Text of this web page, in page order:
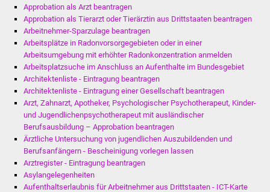
Kultur & Freizeit
Veranstaltungen
Stadtfest
Ostermarkt
Einrichtungen
Hallenbad
Stadtbücherei
Approbation als Arzt beantragen
Approbation als Tierarzt oder Tierärztin aus Drittstaaten beantragen
Arbeitnehmer-Sparzulage beantragen
Arbeitsplätze in Radonvorsorgegebieten oder in einer
Arbeitsumgebung mit erhöhter Radonkonzentration anmelden
Arbeitsplatzsuche im Anschluss an Aufenthalte im Bundesgebiet
Architektenliste - Eintragung beantragen
Architektenliste - Eintragung einer Gesellschaft beantragen
Arzt, Zahnarzt, Apotheker, Psychologischer Psychotherapeut, Kinder-
und Jugendlichenpsychotherapeut mit ausländischer
Berufsausbildung – Approbation beantragen
Ärztliche Untersuchung von jugendlichen Auszubildenden und
Berufsanfängern - Bescheinigung vorlegen lassen
Arztregister - Eintragung beantragen
Asylangelegenheiten
Aufenthaltserlaubnis für Arbeitnehmer aus Drittstaaten - ICT-Karte